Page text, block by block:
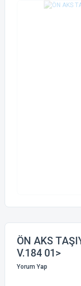
ÖN AKS
V.184 01>
Yorum Yap